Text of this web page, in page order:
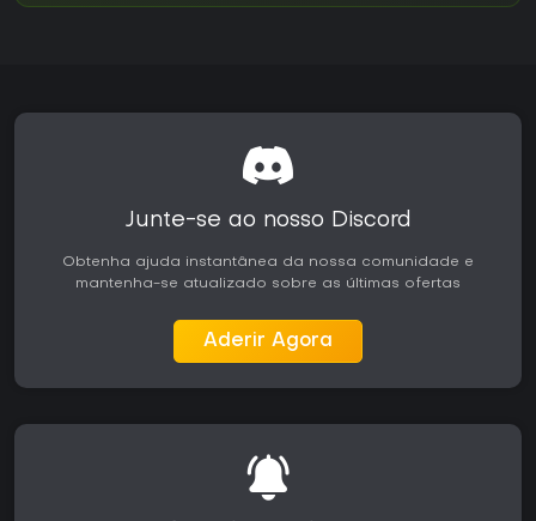
Junte-se ao nosso Discord
Obtenha ajuda instantânea da nossa comunidade e
mantenha-se atualizado sobre as últimas ofertas
Aderir Agora